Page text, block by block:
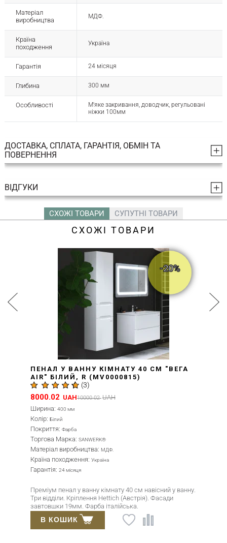
Матеріал
виробництва
МДФ.
Країна
походження
Україна
Гарантія 24 місяця
Глибина 300 мм
Особливості
М'яке закривання, доводчик, регульовані
ніжки 100мм
ДОСТАВКА, СПЛАТА, ГАРАНТІЯ, ОБМІН ТА
ПОВЕРНЕННЯ
ВІДГУКИ
СХОЖІ ТОВАРИ СУПУТНІ ТОВАРИ
СХОЖІ ТОВАРИ
-20%
ПЕНАЛ У ВАННУ КІМНАТУ 40 СМ "ВЕГА
AIR" БІЛИЙ, R (MV0000815)
(3)
8000.02 UAH10000.02 UAH
Ширина: 400 мм
Колір: Білий
Покриття: Фарба
Торгова Марка: SANWERK®
Матеріал виробництва: МДФ.
Країна походження: Україна
Гарантія: 24 місяця
Преміум пенал у ванну кімнату 40 см навісний у ванну.
Три відділи. Кріплення Hettich (Австрія). Фасади
завтовшки 19мм. Фарба італійська.
В КОШИК